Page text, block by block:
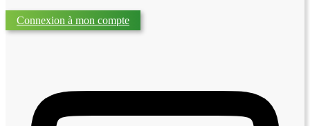
Connexion à mon compte